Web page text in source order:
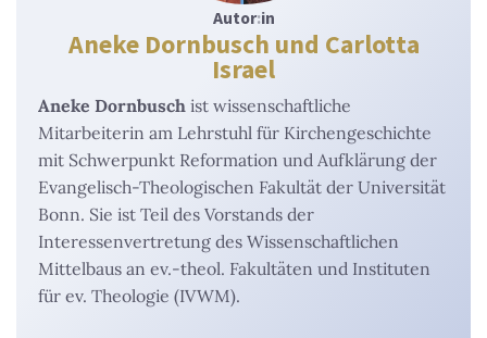
Autor:in
Aneke Dornbusch und Carlotta
Israel
Aneke Dornbusch ist wissenschaftliche
Mitarbeiterin am Lehrstuhl für Kirchengeschichte
mit Schwerpunkt Reformation und Aufklärung der
Evangelisch-Theologischen Fakultät der Universität
Bonn. Sie ist Teil des Vorstands der
Interessenvertretung des Wissenschaftlichen
Mittelbaus an ev.-theol. Fakultäten und Instituten
für ev. Theologie (IVWM).